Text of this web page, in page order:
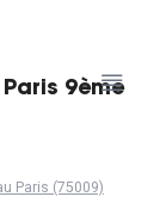
9ème
Paris (75009)